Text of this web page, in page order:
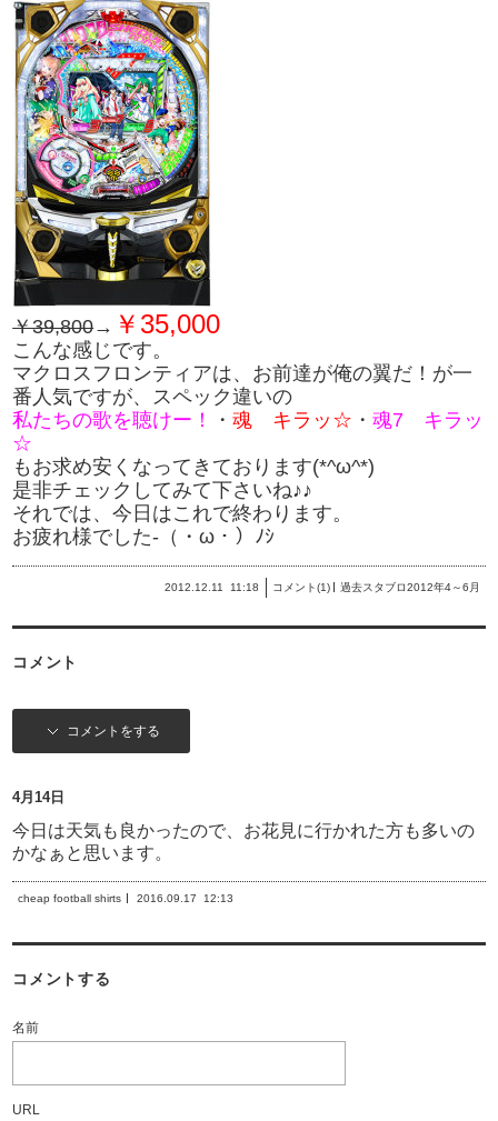
￥39,800→ ￥35,000
こんな感じです。
マクロスフロンティアは、お前達が俺の翼だ！が一
番人気ですが、 スペック違いの
私たちの歌を聴けー！
・魂 キラッ☆ ・魂7 キラッ
☆
もお求め安くなってきております(*^ω^*)
是非チェックしてみて下さいね♪♪
それでは、今日はこれで終わります。
お疲れ様でした‐（・ω・）ﾉｼ
2012.12.11 11:18 コメント(1) 過去スタブロ2012年4～6月
コメント
コメントをする
4月14日
今日は天気も良かったので、お花見に行かれた方も多いの
かなぁと思います。
cheap football shirts 2016.09.17 12:13
コメントする
名前
URL